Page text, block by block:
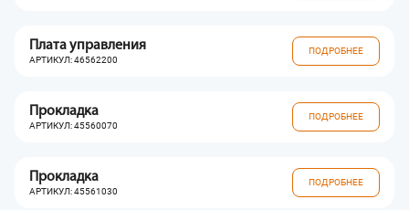
Плата управления
АРТИКУЛ: 46562200
ПОДРОБНЕЕ
Прокладка
АРТИКУЛ: 45560070
ПОДРОБНЕЕ
Прокладка
АРТИКУЛ: 45561030
ПОДРОБНЕЕ